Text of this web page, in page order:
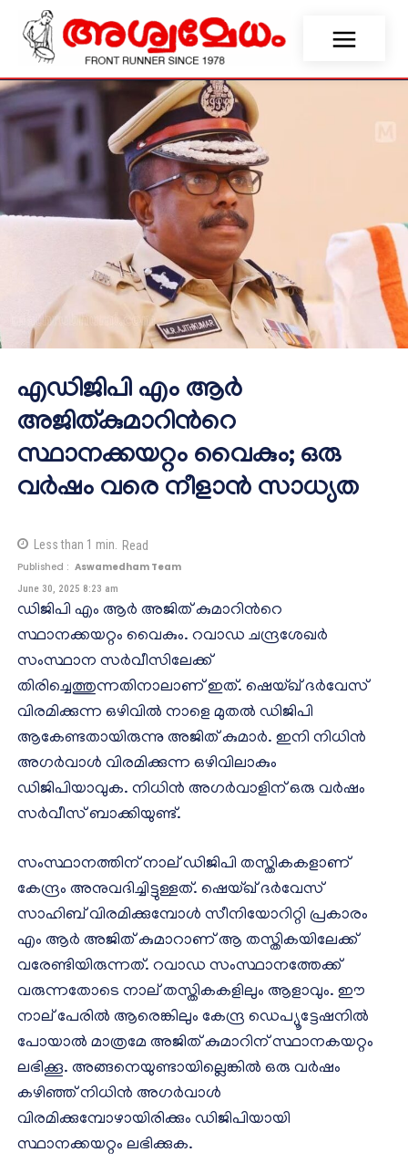
എഡിജിപി എം ആർ
അജിത്കുമാറിന്‍റെ
സ്ഥാനക്കയറ്റം വൈകും; ഒരു
വർഷം വരെ നീളാൻ സാധ്യത
Less than 1 min. Read
Published : Aswamedham Team
June 30, 2025 8:23 am
ഡിജിപി എം ആർ അജിത് കുമാറിന്‍റെ
സ്ഥാനക്കയറ്റം വൈകും. റവാഡ ചന്ദ്രശേഖർ
സംസ്ഥാന സർവീസിലേക്ക്
തിരിച്ചെത്തുന്നതിനാലാണ് ഇത്. ഷെയ്ഖ് ദർവേസ്
വിരമിക്കുന്ന ഒഴിവിൽ നാളെ മുതൽ ഡിജിപി
ആകേണ്ടതായിരുന്നു അജിത് കുമാർ. ഇനി നിധിൻ
അഗർവാൾ വിരമിക്കുന്ന ഒഴിവിലാകും
ഡിജിപിയാവുക. നിധിൻ അഗർവാളിന് ഒരു വർഷം
സർവീസ് ബാക്കിയുണ്ട്.
സംസ്ഥാനത്തിന് നാല് ഡിജിപി തസ്തികകളാണ്
കേന്ദ്രം അനുവദിച്ചിട്ടുള്ളത്. ഷെയ്ഖ് ദർവേസ്
സാഹിബ് വിരമിക്കുമ്പോൾ സീനിയോറിറ്റി പ്രകാരം
എം ആർ അജിത് കുമാറാണ് ആ തസ്തികയിലേക്ക്
വരേണ്ടിയിരുന്നത്. റവാഡ സംസ്ഥാനത്തേക്ക്
വരുന്നതോടെ നാല് തസ്തികകളിലും ആളാവും. ഈ
നാല് പേരിൽ ആരെങ്കിലും കേന്ദ്ര ഡെപ്യൂട്ടേഷനിൽ
പോയാൽ മാത്രമേ അജിത് കുമാറിന് സ്ഥാനകയറ്റം
ലഭിക്കൂ. അങ്ങനെയുണ്ടായില്ലെങ്കിൽ ഒരു വർഷം
കഴിഞ്ഞ് നിധിൻ അഗർവാൾ
വിരമിക്കുമ്പോഴായിരിക്കും ഡിജിപിയായി
സ്ഥാനക്കയറ്റം ലഭിക്കുക.